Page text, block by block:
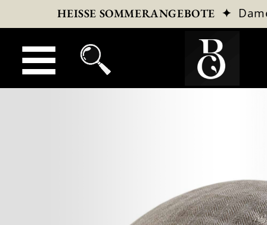
HEISSE SOMMERANGEBOTE ✦